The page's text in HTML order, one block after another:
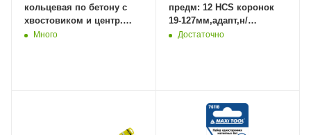
кольцевая по бетону с
хвостовиком и центр.
сверлом SDS+ (30шт/
Много
предм: 12 HCS коронок
19-127мм,адапт,н/
сверло,фиксатор,имб.ключ
Достаточно